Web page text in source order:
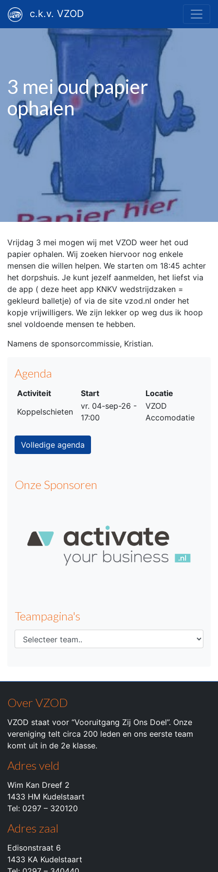
c.k.v. VZOD
3 mei oud papier
ophalen
Vrijdag 3 mei mogen wij met VZOD weer het oud
papier ophalen. Wij zoeken hiervoor nog enkele
mensen die willen helpen. We starten om 18:45 achter
het dorpshuis. Je kunt jezelf aanmelden, het liefst via
de app ( deze heet app KNKV wedstrijdzaken =
gekleurd balletje) of via de site vzod.nl onder het
kopje vrijwilligers. We zijn lekker op weg dus ik hoop
snel voldoende mensen te hebben.
Namens de sponsorcommissie, Kristian.
Agenda
Activiteit Start
Locatie
Koppelschieten
vr. 04-sep-26 -
17:00
VZOD
Accomodatie
Volledige agenda
Onze Sponsoren
Teampagina's
Over VZOD
VZOD staat voor “Vooruitgang Zij Ons Doel”. Onze
vereniging telt circa 200 leden en ons eerste team
komt uit in de 2e klasse.
Adres veld
Wim Kan Dreef 2
1433 HM Kudelstaart
Tel: 0297 – 320120
Adres zaal
Edisonstraat 6
1433 KA Kudelstaart